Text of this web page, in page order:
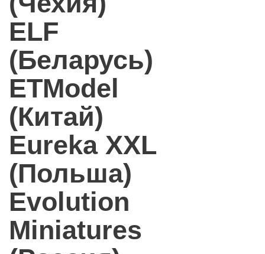
ELF
(Беларусь)
ETModel
(Китай)
Eureka XXL
(Польша)
Evolution
Miniatures